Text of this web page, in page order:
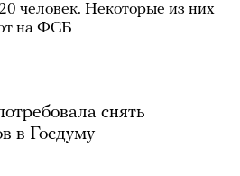
человек. Некоторые из них
на ФСБ
снять
в Госдуму